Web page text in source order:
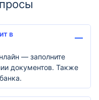
в
— заполните
документов. Также